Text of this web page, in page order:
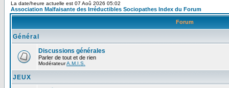
La date/heure actuelle est 07 Aoû 2026 05:02
Association Malfaisante des Irréductibles Sociopathes Index du Forum
Forum
Général
Discussions générales
Parler de tout et de rien
ModérateurA.M.I.S.
JEUX